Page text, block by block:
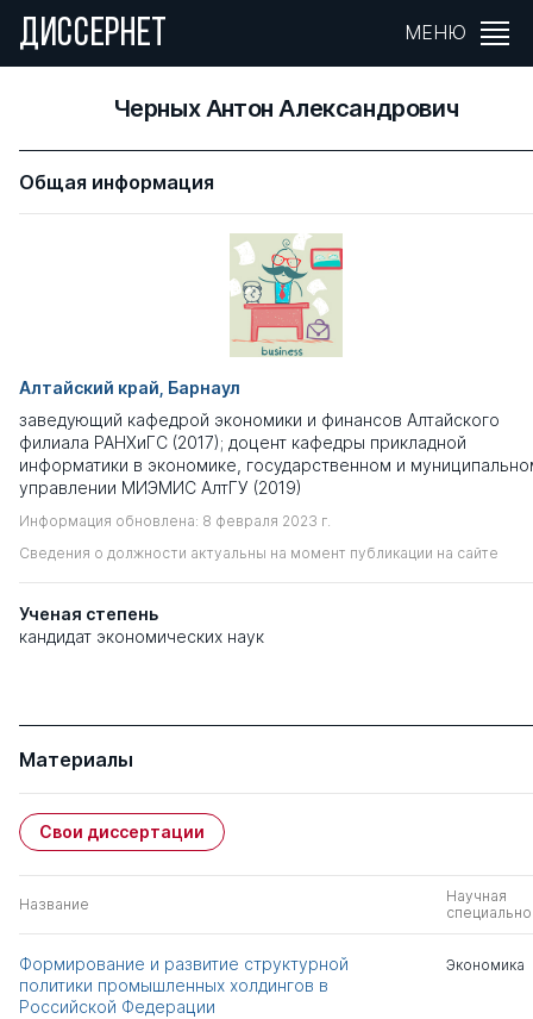
ДИССЕРНЕТ МЕНЮ
Черных Антон Александрович
Общая информация
Алтайский край, Барнаул
заведующий кафедрой экономики и финансов Алтайского
филиала РАНХиГС (2017); доцент кафедры прикладной
информатики в экономике, государственном и
управлении МИЭМИС АлтГУ (2019)
Информация обновлена: 8 февраля 2023 г.
Сведения о должности актуальны на момент публикации на сайте
Ученая степень
кандидат экономических наук
Материалы
Свои диссертации
Название
Научная
Формирование и развитие структурной
политики промышленных холдингов в
Российской Федерации
Экономика